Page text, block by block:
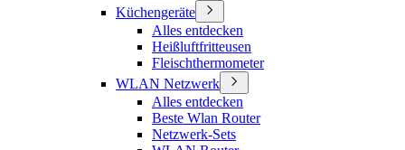
Küchengeräte
Alles entdecken
Heißluftfritteusen
Fleischthermometer
WLAN Netzwerk
Alles entdecken
Beste Wlan Router
Netzwerk-Sets